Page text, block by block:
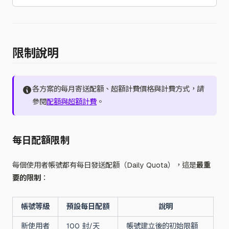
限制說明
各方案的每月寄送配額、超額計費價格與計費方式，請
參閱配額與超額計費 。
每日配額限制
每個使用者帳號都有每日發送配額（Daily Quota），這是最重
要的限制 ：
帳號等級 預設每日配額 說明
新使用者 100 封/天 帳號建立後的初始限額